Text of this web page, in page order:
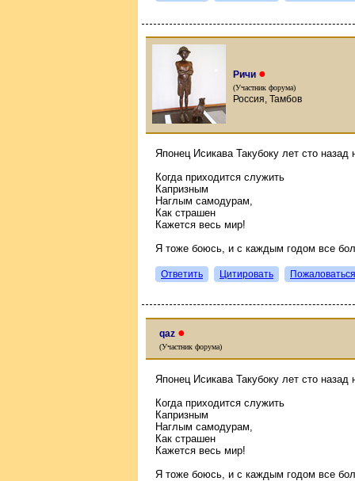
Ричи ●
(Участник форума)
Россия, Тамбов
Японец Исикава Такубоку лет сто назад
Когда приходится служить
Капризным
Наглым самодурам,
Как страшен
Кажется весь мир!
Я тоже боюсь, и с каждым годом все
Ответить Цитировать Пожаловаться
qaz ●
(Участник форума)
Японец Исикава Такубоку лет сто назад
Когда приходится служить
Капризным
Наглым самодурам,
Как страшен
Кажется весь мир!
Я тоже боюсь, и с каждым годом все